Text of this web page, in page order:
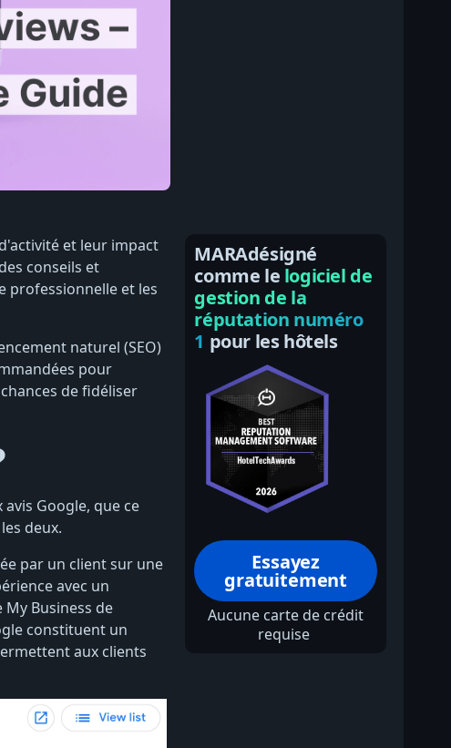
et leur impact
conseils et
professionnelle et les
naturel (SEO)
pour
de fidéliser
Google, que ce
deux.
par un client sur une
avec un
Business de
constituent un
aux clients
MARAdésigné
comme le logiciel de
gestion de la
réputation numéro
1 pour les hôtels
Essayez
gratuitement
Aucune carte de crédit
requise